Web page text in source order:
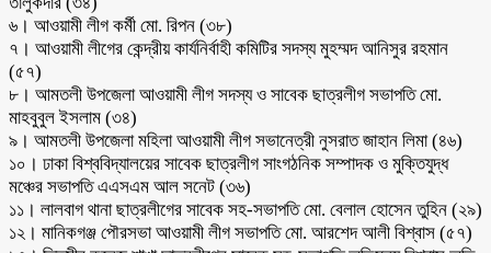
৬। আওয়ামী লীগ কর্মী মো. রিপন (৩৮)
৭। আওয়ামী লীগের কেন্দ্রীয় কার্যনির্বাহী কমিটির সদস্য মুহম্মদ আনিসুর রহমান
(৫৭)
৮। আমতলী উপজেলা আওয়ামী লীগ সদস্য ও সাবেক ছাত্রলীগ সভাপতি মো.
মাহবুবুল ইসলাম (৩৪)
৯। আমতলী উপজেলা মহিলা আওয়ামী লীগ সভানেত্রী নুসরাত জাহান লিমা (৪৬)
১০। ঢাকা বিশ্ববিদ্যালয়ের সাবেক ছাত্রলীগ সাংগঠনিক সম্পাদক ও মুক্তিযুদ্ধ
মঞ্চের সভাপতি এএসএম আল সনেট (৩৬)
১১। লালবাগ থানা ছাত্রলীগের সাবেক সহ-সভাপতি মো. বেলাল হোসেন তুহিন (২৯)
১২। মানিকগঞ্জ পৌরসভা আওয়ামী লীগ সভাপতি মো. আরশেদ আলী বিশ্বাস (৫৭)